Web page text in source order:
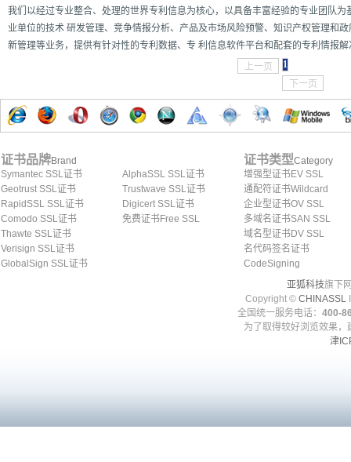
我们以经过专业整合、处理的世界专利信息为核心，以具备丰富经验的专业团队
业单位的技术 研发管理、竞争情报分析、产品及市场风险预警、知识产权管理和
新管理等业务，提供有针对性的专利数据、专 利信息软件平台和配套的专利情报
上一页
1
下一页
证书品牌Brand
Symantec SSL证书
Geotrust SSL证书
RapidSSL SSL证书
Comodo SSL证书
Thawte SSL证书
Verisign SSL证书
GlobalSign SSL证书
AlphaSSL SSL证书
Trustwave SSL证书
Digicert SSL证书
免费证书Free SSL
证书类型Category
增强型证书EV SSL
通配符证书Wildcard
企业型证书OV SSL
多域名证书SAN SSL
域名型证书DV SSL
名代码签名证书
CodeSigning
亚狐科技旗下
Copyright © CHINASSL
全国统一服务电话： 400-
为了取得较好浏览效果
津